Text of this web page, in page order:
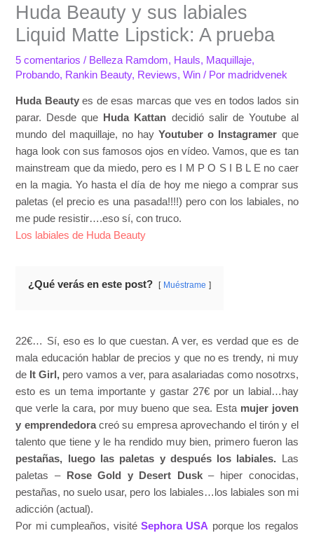
Huda Beauty y sus labiales
Liquid Matte Lipstick: A prueba
5 comentarios / Belleza Ramdom, Hauls, Maquillaje,
Probando, Rankin Beauty, Reviews,Win / Por madridvenek
Huda Beautyes de esas marcas que ves en todos lados sin
parar. Desde que
Huda Kattan decidió salir de Youtube al
mundo del maquillaje, no hay Youtuber o Instagramer que
haga look con sus famosos ojos en vídeo. Vamos, que es tan
mainstream que da miedo, pero es I M P O S I B L E no caer
en la magia. Yo hasta el día de hoy me niego a comprar sus
paletas (el precio es una pasada!!!!) pero con los labiales, no
me pude resistir….eso sí, con truco.
Los labiales de Huda Beauty
¿Qué verás en este post? Muéstrame
22€… Sí, eso es lo que cuestan. A ver, es verdad que es de
mala educación hablar de precios y que no es trendy, ni muy
de It Girl, pero vamos a ver, para asalariadas como nosotrxs,
esto es un tema importante y gastar 27€ por un labial…hay
que verle la cara, por muy bueno que sea. Esta mujer joven
y emprendedoracreó su empresa aprovechando el tirón y el
talento que tiene y le ha rendido muy bien, primero fueron las
pestañas, luego las paletas y después los labiales. Las
paletas –
Rose Gold y Desert Dusk– hiper conocidas,
pestañas, no suelo usar, pero los labiales…los labiales son mi
adicción (actual).
Por mi cumpleaños, visité Sephora USA porque los regalos